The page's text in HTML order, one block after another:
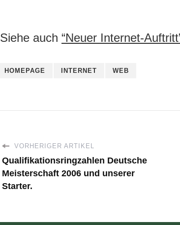
Siehe auch “Neuer Internet-
HOMEPAGE INTERNET WEB
VORHERIGER ARTIKEL
Qualifikationsringzahlen Deutsche
Meisterschaft 2006 und unserer
Starter.